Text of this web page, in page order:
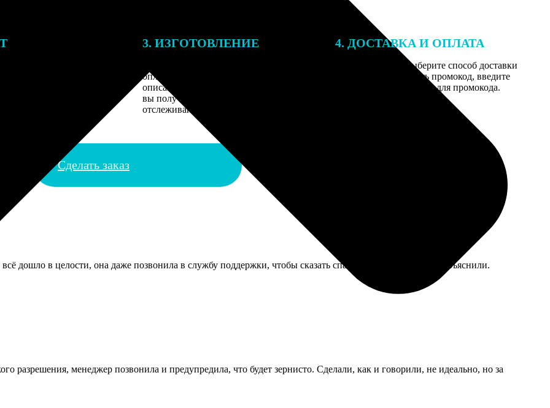
3. ИЗГОТОВЛЕНИЕ
оплаты получите подтверждение на email с
описанием заказа. Когда отправим заказ
вы получите письмо с трек-номером для
отслеживания.
4. ДОСТАВКА И ОПЛАТА
Введите адрес и выберите способ доставки
заказа. Если у вас есть промокод, введите
его в специальное поле для промокода.
Сделать заказ
дошло в целости, она даже позвонила в службу поддержки, чтобы сказать спасибо, ей всё подробно объяснили.
разрешения, менеджер позвонила и предупредила, что будет зернисто. Сделали, как и говорили, не идеально, но за